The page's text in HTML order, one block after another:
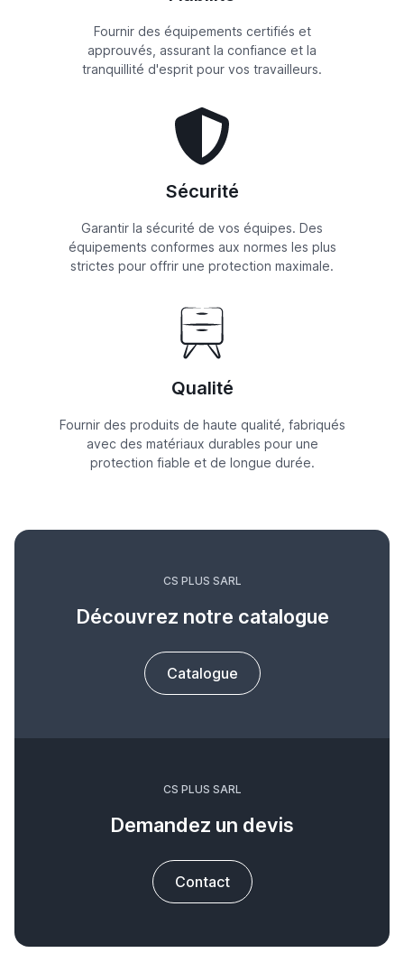
Fournir des équipements certifiés et
approuvés, assurant la confiance et la
tranquillité d'esprit pour vos travailleurs.
Sécurité
Garantir la sécurité de vos équipes. Des
équipements conformes aux normes les plus
strictes pour offrir une protection maximale.
Qualité
Fournir des produits de haute qualité, fabriqués
avec des matériaux durables pour une
protection fiable et de longue durée.
CS PLUS SARL
Découvrez notre catalogue
Catalogue
CS PLUS SARL
Demandez un devis
Contact